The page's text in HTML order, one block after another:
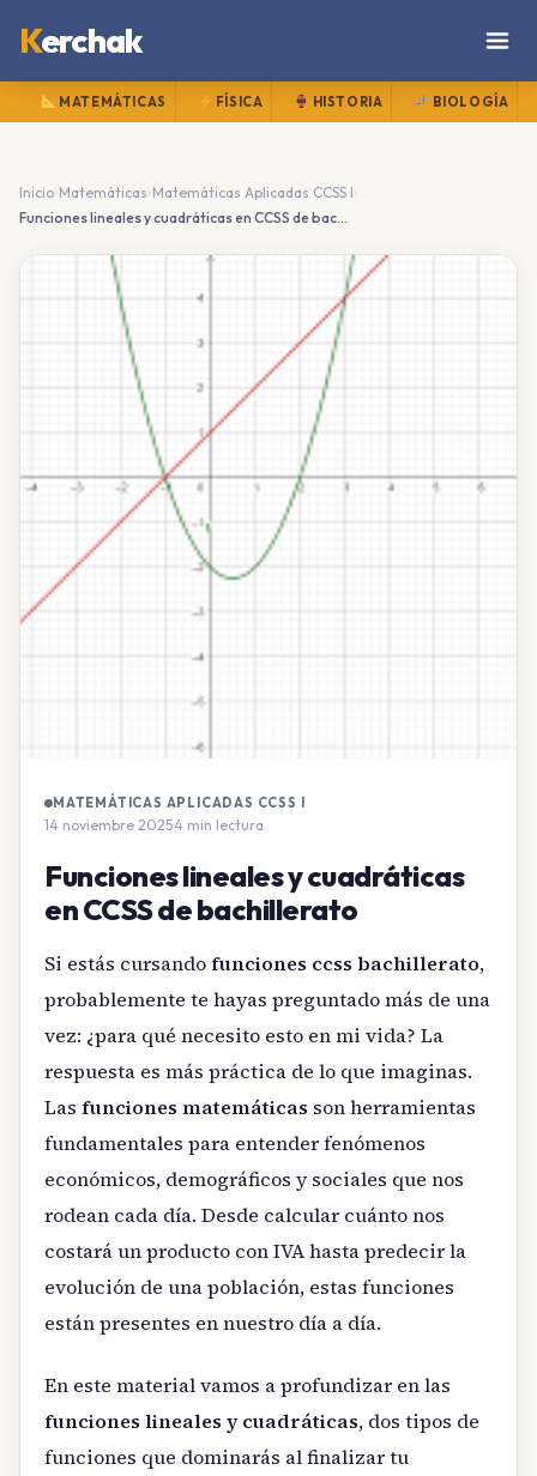
Kerchak
MATEMÁTICAS FÍSICA HISTORIA BIOLOGÍA
Inicio›Matemáticas ›Matemáticas Aplicadas CCSS I ›
Funciones lineales y cuadráticas en CCSS de bachillerato
MATEMÁTICAS APLICADAS CCSS I
14 noviembre 2025·4 min lectura
Funciones lineales y cuadráticas
en CCSS de bachillerato
Si estás cursandofunciones ccss bachillerato,
probablemente te hayas preguntado más de una
vez: ¿para qué necesito esto en mi vida? La
respuesta es más práctica de lo que imaginas.
Las funciones matemáticas son herramientas
fundamentales para entender fenómenos
económicos, demográficos y sociales que nos
rodean cada día. Desde calcular cuánto nos
costará un producto con IVA hasta predecir la
evolución de una población, estas funciones
están presentes en nuestro día a día.
En este material vamos a profundizar en las
funciones lineales y cuadráticas, dos tipos de
funciones que dominarás al finalizar tu